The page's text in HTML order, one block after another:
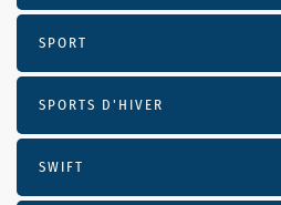
SPORT
SPORTS D'HIVER
SWIFT